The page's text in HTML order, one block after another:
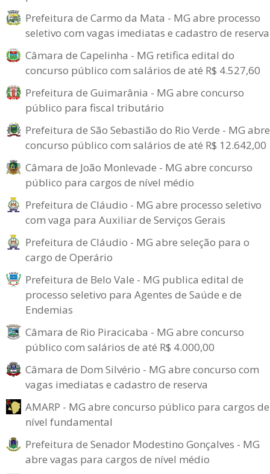
Prefeitura de Carmo da Mata - MG abre processo
seletivo com vagas imediatas e cadastro de reserva
Câmara de Capelinha - MG retifica edital do
concurso público com salários de até R$ 4.527,60
Prefeitura de Guimarânia - MG abre concurso
público para fiscal tributário
Prefeitura de São Sebastião do Rio Verde - MG abre
concurso público com salários de até R$ 12.642,00
Câmara de João Monlevade - MG abre concurso
público para cargos de nível médio
Prefeitura de Cláudio - MG abre processo seletivo
com vaga para Auxiliar de Serviços Gerais
Prefeitura de Cláudio - MG abre seleção para o
cargo de Operário
Prefeitura de Belo Vale - MG publica edital de
processo seletivo para Agentes de Saúde e de
Endemias
Câmara de Rio Piracicaba - MG abre concurso
público com salários de até R$ 4.000,00
Câmara de Dom Silvério - MG abre concurso com
vagas imediatas e cadastro de reserva
AMARP - MG abre concurso público para cargos de
nível fundamental
Prefeitura de Senador Modestino Gonçalves - MG
abre vagas para cargos de nível médio